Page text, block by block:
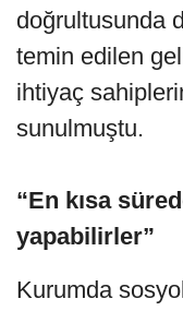
doğrultusunda
temin edilen
ihtiyaç
sunulmuştu.
“En kısa
yapabilirler”
Kurumda